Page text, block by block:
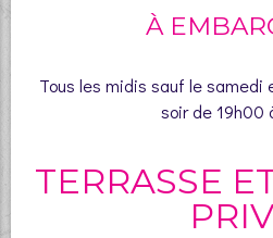
À
Tous les midis sauf le samedi
soirde 19h00
TERRASSE